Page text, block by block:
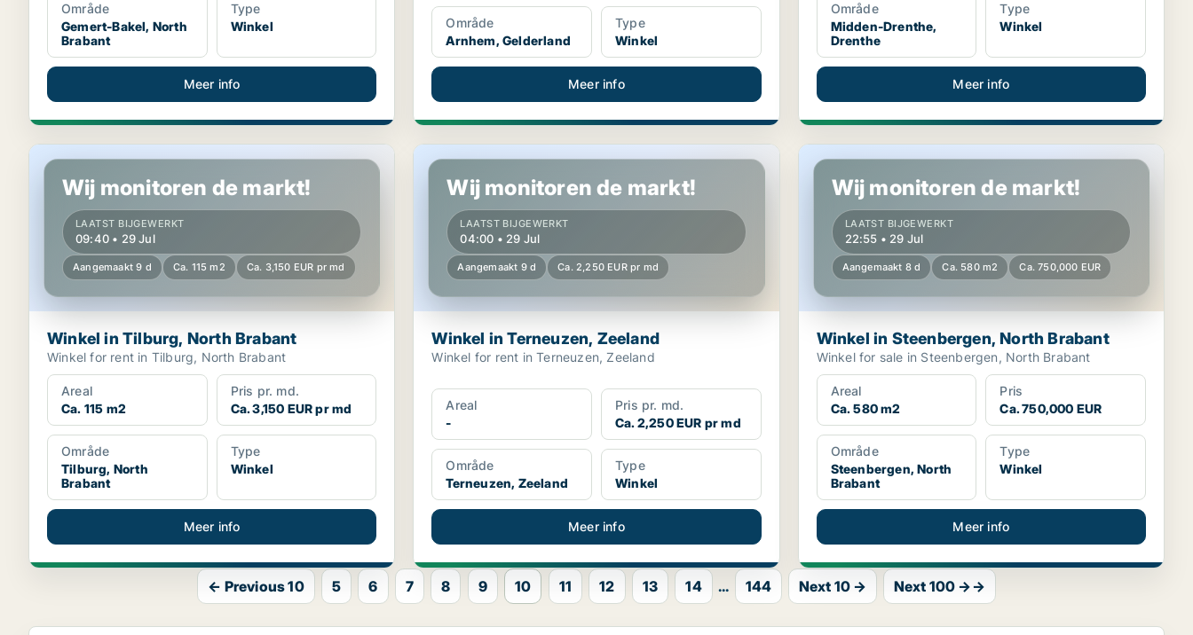
Område
Gemert-Bakel, North
Brabant
Type
Winkel
Meer info
Område
Arnhem, Gelderland
Type
Winkel
Meer info
Område
Midden-Drenthe,
Drenthe
Type
Winkel
Meer info
Winkel in Tilburg, North Brabant
Wij monitoren de markt!
LAATST BIJGEWERKT
09:40 • 29 Jul
Aangemaakt 9 d Ca. 115 m2 Ca. 3,150 EUR pr md
Winkel in Tilburg, North Brabant
Winkel for rent in Tilburg, North Brabant
Areal
Ca. 115 m2
Pris pr. md.
Ca. 3,150 EUR pr md
Område
Tilburg, North
Brabant
Type
Winkel
Meer info
Winkel in Terneuzen, Zeeland
Wij monitoren de markt!
LAATST BIJGEWERKT
04:00 • 29 Jul
Aangemaakt 9 d Ca. 2,250 EUR pr md
Winkel in Terneuzen, Zeeland
Winkel for rent in Terneuzen, Zeeland
Areal
-
Pris pr. md.
Ca. 2,250 EUR pr md
Område
Terneuzen, Zeeland
Type
Winkel
Meer info
Winkel in Steenbergen, North Brabant
Wij monitoren de markt!
LAATST BIJGEWERKT
22:55 • 29 Jul
Aangemaakt 8 d Ca. 580 m2 Ca. 750,000 EUR
Winkel in Steenbergen, North Brabant
Winkel for sale in Steenbergen, North Brabant
Areal
Ca. 580 m2
Pris
Ca. 750,000 EUR
Område
Steenbergen, North
Brabant
Type
Winkel
Meer info
← Previous 10 5 6 7 8 9 10 11 12 13 14 ... 144 Next 10 → Next 100 →→